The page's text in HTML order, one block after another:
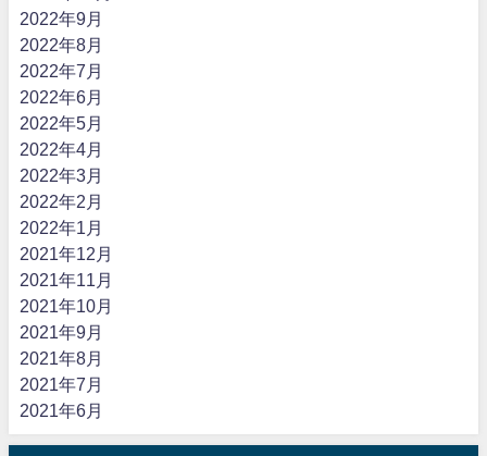
2022年9月
2022年8月
2022年7月
2022年6月
2022年5月
2022年4月
2022年3月
2022年2月
2022年1月
2021年12月
2021年11月
2021年10月
2021年9月
2021年8月
2021年7月
2021年6月